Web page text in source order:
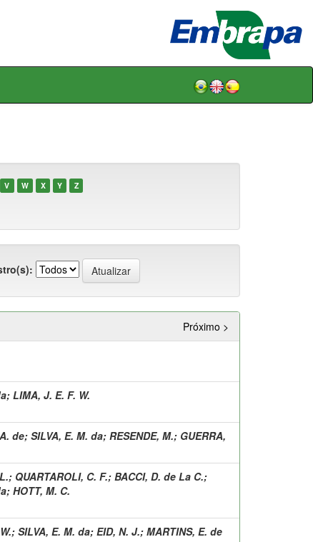
V W X Y Z
Próximo >
; LIMA, J. E. F. W.
de; SILVA, E. M. da; RESENDE, M.; GUERRA,
; QUARTAROLI, C. F.; BACCI, D. de La C.;
; HOTT, M. C.
; SILVA, E. M. da; EID, N. J.; MARTINS, E. de